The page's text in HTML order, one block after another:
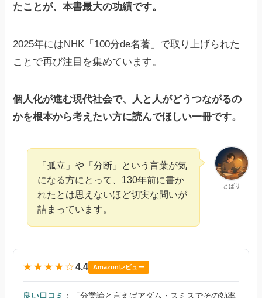
たことが、本書最大の功績です。
2025年にはNHK「100分de名著」で取り上げられた
ことで再び注目を集めています。
個人化が進む現代社会で、人と人がどうつながるの
かを根本から考えたい方に読んでほしい一冊です。
とばり
「孤立」や「分断」という言葉が気
になる方にとって、130年前に書か
れたとは思えないほど切実な問いが
詰まっています。
★★★★☆4.4 Amazonレビュー
良い口コミ
：「分業論と言えばアダム・スミスでその効率